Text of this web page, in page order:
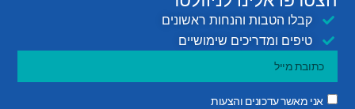
קבלו הטבות והנחות ראשונים
טיפים ומדריכים שימושיים
אני מאשר עדכונים והצעות